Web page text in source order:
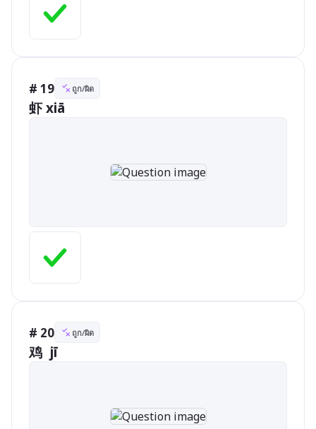
# 19 ถูก/ผิด
虾 xiā
# 20 ถูก/ผิด
鸡  jī